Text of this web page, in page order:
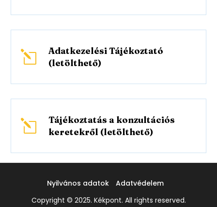
l
Adatkezelési Tájékoztató
(letölthető)
l
Tájékoztatás a konzultációs
keretekről (letölthető)
Nyilvános adatok
Adatvédelem
Copyright © 2025. Kékpont. All rights reserved.